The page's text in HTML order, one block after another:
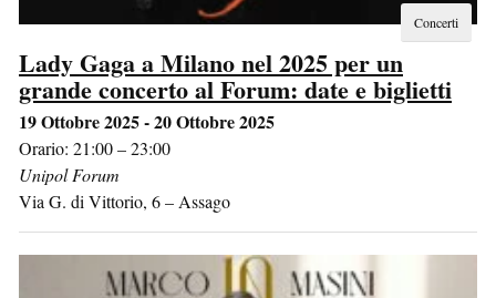
Concerti
Lady Gaga a Milano nel 2025 per un
grande concerto al Forum: date e biglietti
19 Ottobre 2025 - 20 Ottobre 2025
Orario: 21:00 – 23:00
Unipol Forum
Via G. di Vittorio, 6– Assago